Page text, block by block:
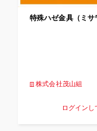
特殊ハゼ金具（ミサ
株式会社茂山組
ログイン